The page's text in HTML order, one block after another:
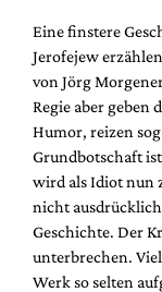
Eine finstere
Jerofejew
von Jörg
Regie aber geben
Humor, reizen
Grundbotschaft
wird als Idiot nun
nicht
Geschichte. Der
unterbrechen.
Werk so selten